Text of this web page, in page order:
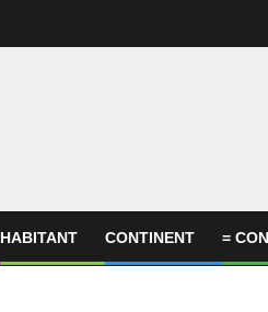
HABITANT CONTINENT =